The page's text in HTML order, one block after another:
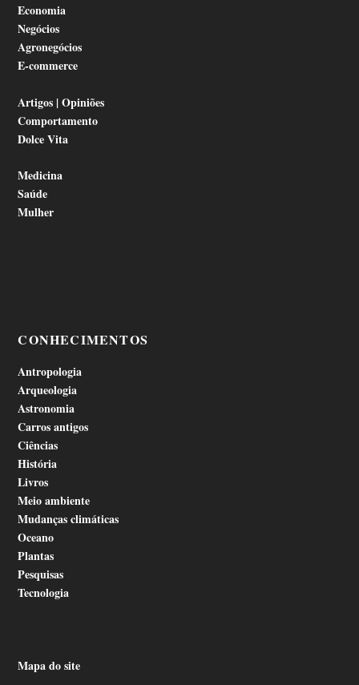
Economia
Negócios
Agronegócios
E-commerce
Artigos | Opiniões
Comportamento
Dolce Vita
Medicina
Saúde
Mulher
CONHECIMENTOS
Antropologia
Arqueologia
Astronomia
Carros antigos
Ciências
História
Livros
Meio ambiente
Mudanças climáticas
Oceano
Plantas
Pesquisas
Tecnologia
Mapa do site